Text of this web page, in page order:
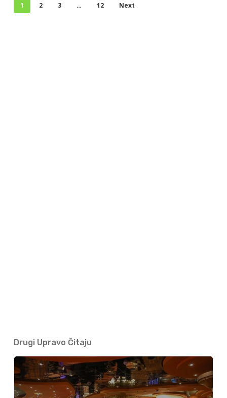
1 2 3 … 12 Next
Drugi Upravo Čitaju